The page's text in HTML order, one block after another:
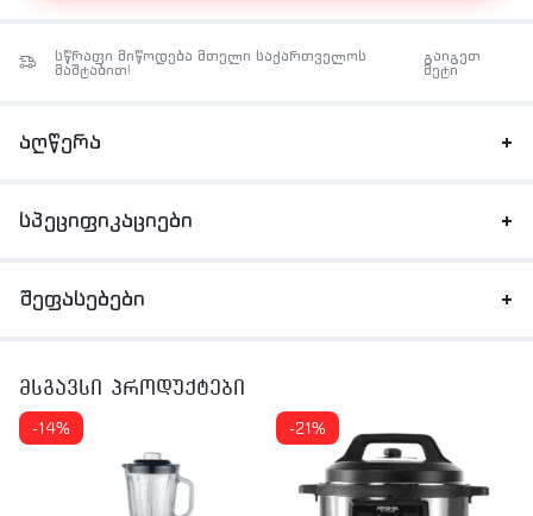
სწრაფი მიწოდება მთელი საქართველოს
მაშტაბით!
გაიგეთ
მეტი
აღწერა
სპეციფიკაციები
შეფასებები
მსგავსი პროდუქტები
-14% -21%